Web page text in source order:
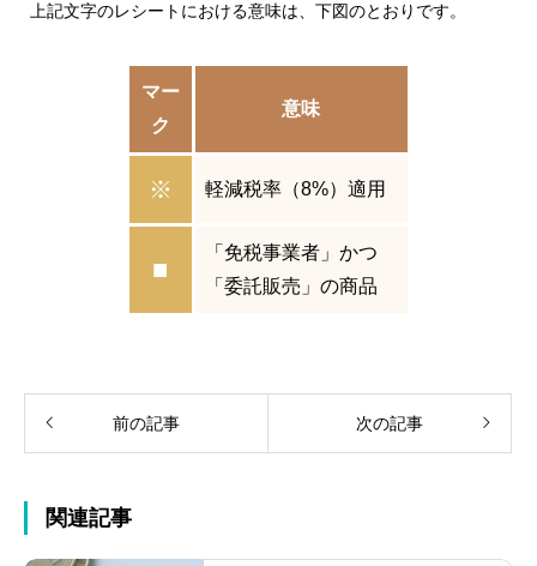
上記文字のレシートにおける意味は、下図のとおりです。
マー
ク
意味
※ 軽減税率（8%）適用
■
「免税事業者」かつ
「委託販売」の商品
前の記事 次の記事
関連記事